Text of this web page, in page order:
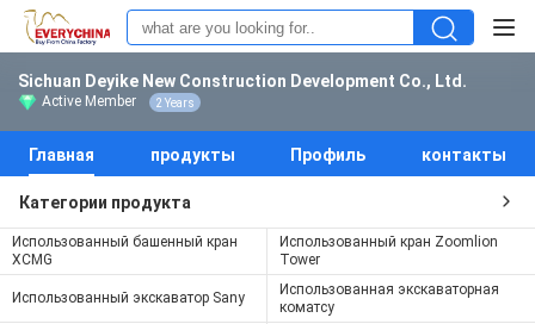
Sichuan Deyike New Construction Development Co., Ltd.
Active Member 2 Years
Главная продукты Профиль контакты
Категории продукта
Использованный башенный кран
XCMG
Использованный кран Zoomlion
Tower
Использованный экскаватор Sany
Использованная экскаваторная
коматсу